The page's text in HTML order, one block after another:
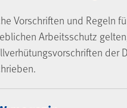
Vorschriften und Regeln
Arbeitsschutz
der